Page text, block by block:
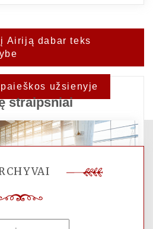
Airiją dabar teks
užsienyje
straipsniai